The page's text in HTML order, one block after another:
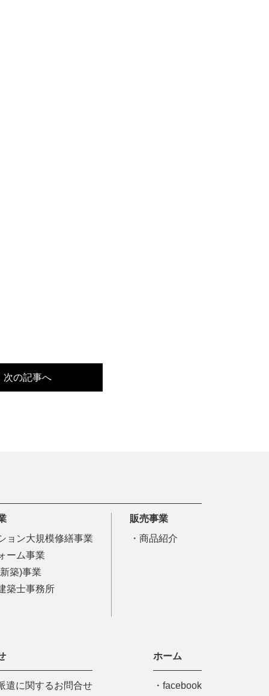
次の記事へ
ョン大規模修繕事業
ーム事業
築)事業
築士事務所
販売事業
商品紹介
遣に関するお問合せ
ホーム
facebook